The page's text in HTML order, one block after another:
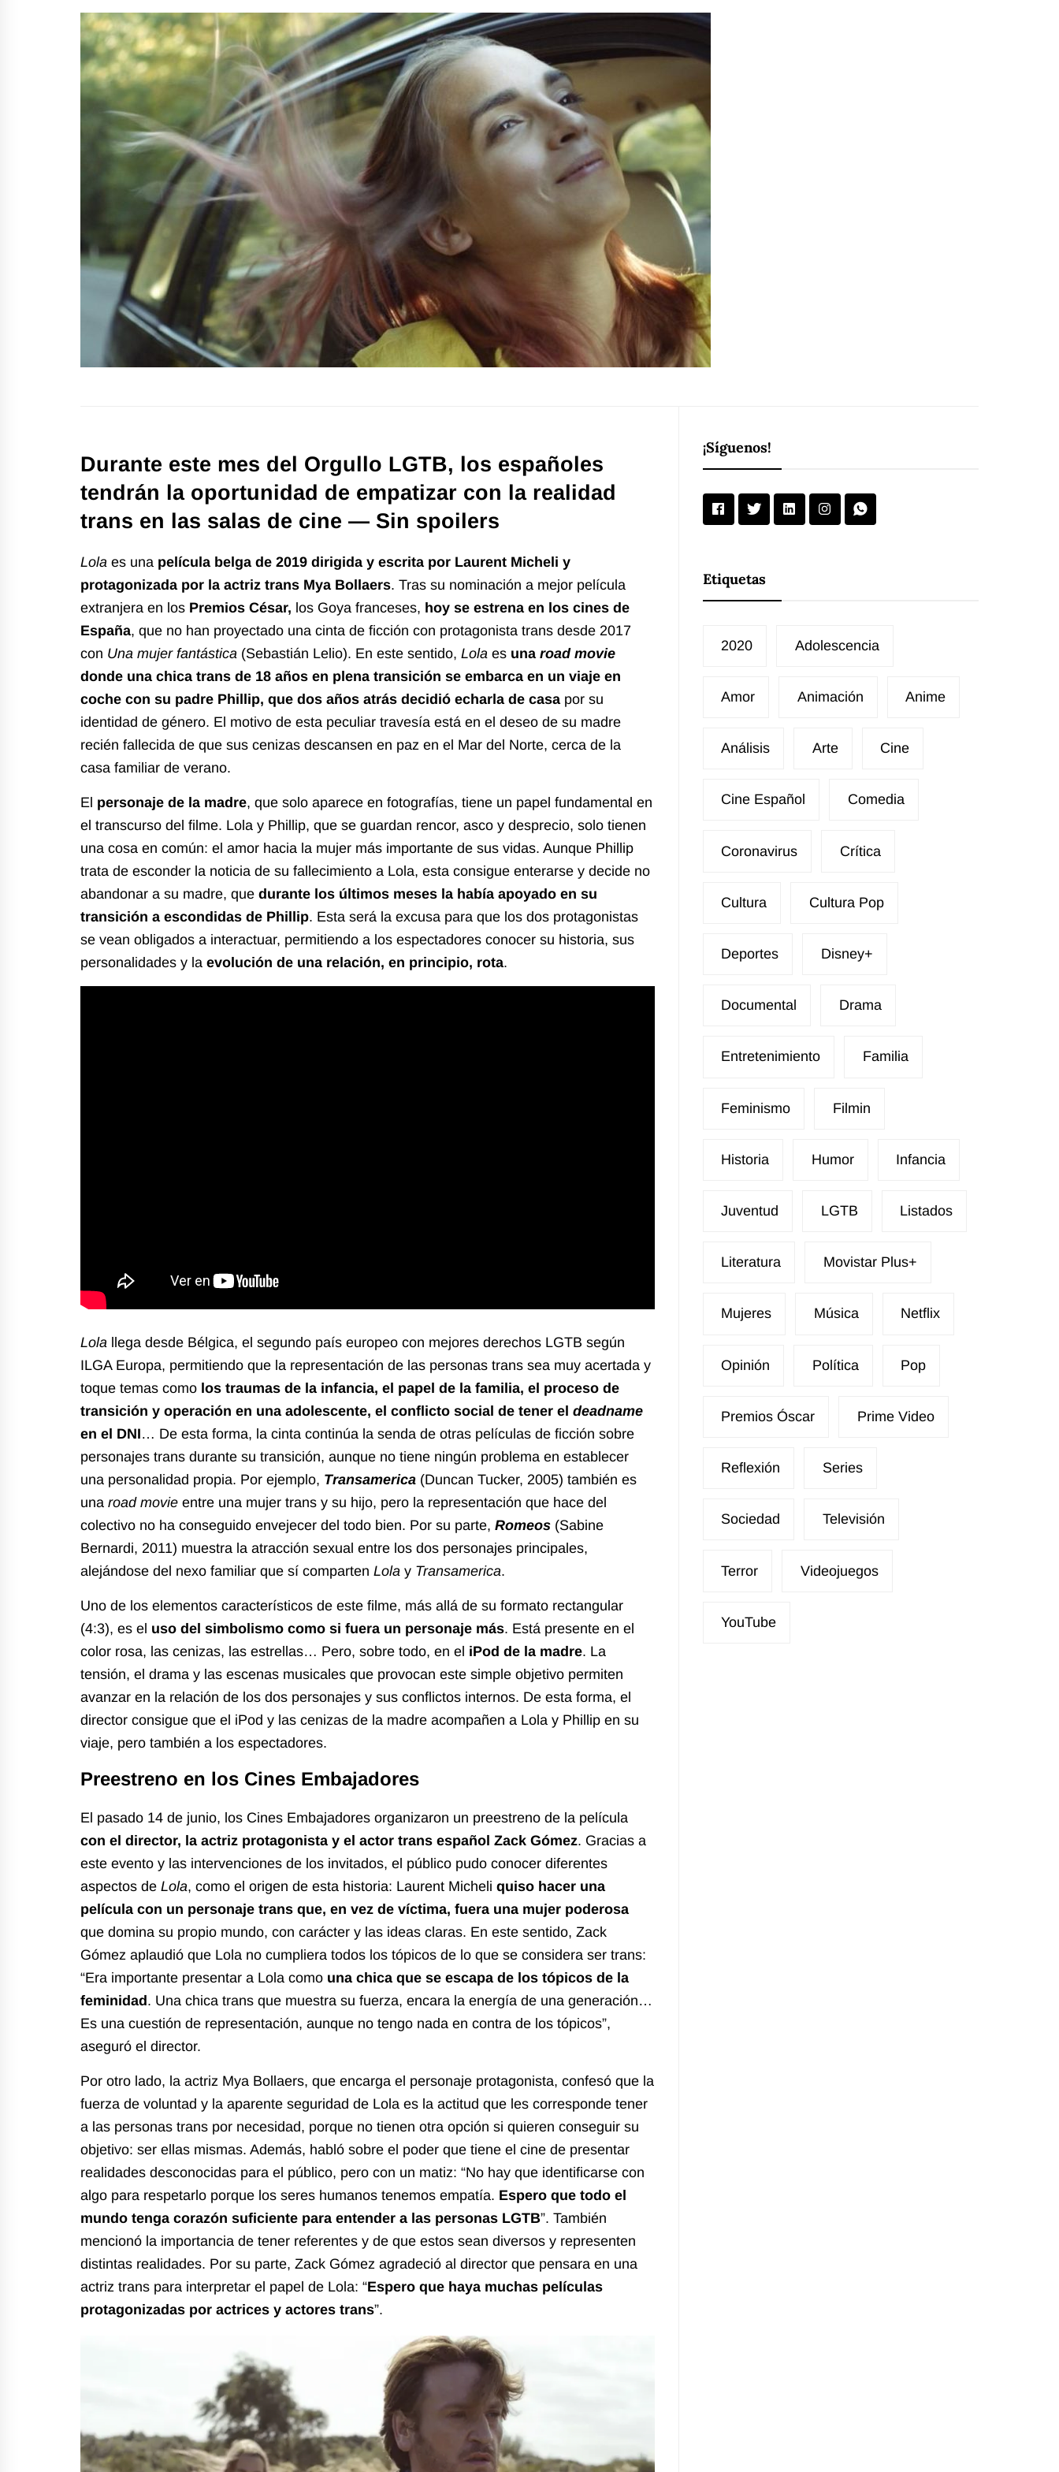
Durante este mes del Orgullo LGTB, los españoles
tendrán la oportunidad de empatizar con la realidad
trans en las salas de cine — Sin spoilers
Lola es una película belga de 2019 dirigida y escrita por Laurent Micheli y
protagonizada por la actriz trans Mya Bollaers. Tras su nominación a mejor película
extranjera en los Premios César, los Goya franceses, hoy se estrena en los cines de
España, que no han proyectado una cinta de ficción con protagonista trans desde 2017
con Una mujer fantástica (Sebastián Lelio). En este sentido, Lola es una road movie
donde una chica trans de 18 años en plena transición se embarca en un viaje en
coche con su padre Phillip, que dos años atrás decidió echarla de casa por su
identidad de género. El motivo de esta peculiar travesía está en el deseo de su madre
recién fallecida de que sus cenizas descansen en paz en el Mar del Norte, cerca de la
casa familiar de verano.
El personaje de la madre, que solo aparece en fotografías, tiene un papel fundamental en
el transcurso del filme. Lola y Phillip, que se guardan rencor, asco y desprecio, solo tienen
una cosa en común: el amor hacia la mujer más importante de sus vidas. Aunque Phillip
trata de esconder la noticia de su fallecimiento a Lola, esta consigue enterarse y decide no
abandonar a su madre, que durante los últimos meses la había apoyado en su
transición a escondidas de Phillip. Esta será la excusa para que los dos protagonistas
se vean obligados a interactuar, permitiendo a los espectadores conocer su historia, sus
personalidades y la evolución de una relación, en principio, rota.
Lola llega desde Bélgica, el segundo país europeo con mejores derechos LGTB según
ILGA Europa, permitiendo que la representación de las personas trans sea muy acertada y
toque temas como los traumas de la infancia, el papel de la familia, el proceso de
transición y operación en una adolescente, el conflicto social de tener el deadname
en el DNI… De esta forma, la cinta continúa la senda de otras películas de ficción sobre
personajes trans durante su transición, aunque no tiene ningún problema en establecer
una personalidad propia. Por ejemplo, Transamerica (Duncan Tucker, 2005) también es
una road movie entre una mujer trans y su hijo, pero la representación que hace del
colectivo no ha conseguido envejecer del todo bien. Por su parte, Romeos (Sabine
Bernardi, 2011) muestra la atracción sexual entre los dos personajes principales,
alejándose del nexo familiar que sí comparten Lola y Transamerica.
Uno de los elementos característicos de este filme, más allá de su formato rectangular
(4:3), es el uso del simbolismo como si fuera un personaje más. Está presente en el
color rosa, las cenizas, las estrellas… Pero, sobre todo, en el iPod de la madre. La
tensión, el drama y las escenas musicales que provocan este simple objetivo permiten
avanzar en la relación de los dos personajes y sus conflictos internos. De esta forma, el
director consigue que el iPod y las cenizas de la madre acompañen a Lola y Phillip en su
viaje, pero también a los espectadores.
Preestreno en los Cines Embajadores
El pasado 14 de junio, los Cines Embajadores organizaron un preestreno de la película
con el director, la actriz protagonista y el actor trans español Zack Gómez. Gracias a
este evento y las intervenciones de los invitados, el público pudo conocer diferentes
aspectos de Lola, como el origen de esta historia: Laurent Micheli quiso hacer una
película con un personaje trans que, en vez de víctima, fuera una mujer poderosa
que domina su propio mundo, con carácter y las ideas claras. En este sentido, Zack
Gómez aplaudió que Lola no cumpliera todos los tópicos de lo que se considera ser trans:
“Era importante presentar a Lola como una chica que se escapa de los tópicos de la
feminidad . Una chica trans que muestra su fuerza, encara la energía de una generación…
Es una cuestión de representación, aunque no tengo nada en contra de los tópicos”,
aseguró el director.
Por otro lado, la actriz Mya Bollaers, que encarga el personaje protagonista, confesó que la
fuerza de voluntad y la aparente seguridad de Lola es la actitud que les corresponde tener
a las personas trans por necesidad, porque no tienen otra opción si quieren conseguir su
objetivo: ser ellas mismas. Además, habló sobre el poder que tiene el cine de presentar
realidades desconocidas para el público, pero con un matiz: “No hay que identificarse con
algo para respetarlo porque los seres humanos tenemos empatía. Espero que todo el
mundo tenga corazón suficiente para entender a las personas LGTB”. También
mencionó la importancia de tener referentes y de que estos sean diversos y representen
distintas realidades. Por su parte, Zack Gómez agradeció al director que pensara en una
actriz trans para interpretar el papel de Lola: “Espero que haya muchas películas
protagonizadas por actrices y actores trans”.
¡Síguenos!
Etiquetas
2020 Adolescencia
Amor Animación Anime
Análisis Arte Cine
Cine Español Comedia
Coronavirus Crítica
Cultura Cultura Pop
Deportes Disney+
Documental Drama
Entretenimiento Familia
Feminismo Filmin
Historia Humor Infancia
Juventud LGTB Listados
Literatura Movistar Plus+
Mujeres Música Netflix
Opinión Política Pop
Premios Óscar Prime Video
Reflexión Series
Sociedad Televisión
Terror Videojuegos
YouTube